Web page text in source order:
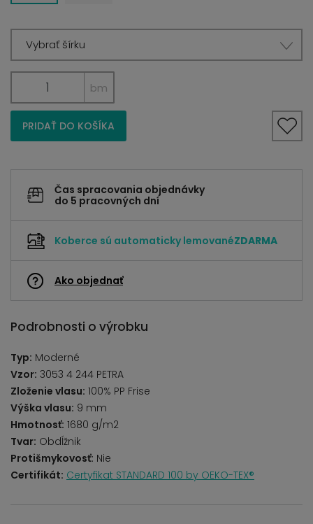
Vybrať šírku
bm
PRIDAŤ DO KOŠÍKA
Čas spracovania objednávky
do 5 pracovných dní
Koberce sú automaticky lemovanéZDARMA
Ako objednať
Podrobnosti o výrobku
Typ: Moderné
Vzor: 3053 4 244 PETRA
Zloženie vlasu: 100% PP Frise
Výška vlasu: 9 mm
Hmotnosť: 1680 g/m2
Tvar: Obdĺžnik
Protišmykovosť: Nie
Certifikát: Certyfikat STANDARD 100 by OEKO-TEX®